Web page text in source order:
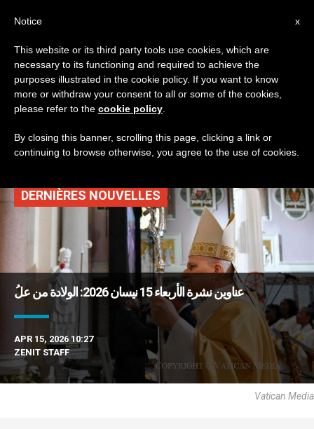
TAG
Posts Tagged ‘العشاء
الأخير’
DERNIÈRES NOUVELLES
عناوين نشرة الأربعاء 15 نيسان 2026: الولادة من علُ
APR 15, 2026 10:27
ZENIT STAFF
Vatican Media
x
Notice
This website or its third party tools use cookies, which are
necessary to its functioning and required to achieve the
purposes illustrated in the cookie policy. If you want to know
more or withdraw your consent to all or some of the cookies,
please refer to the cookie policy
By closing this banner, scrolling this page, clicking a link or
continuing to browse otherwise, you agree to the use of cookies.